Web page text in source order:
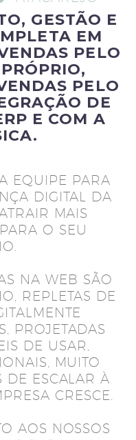
GESTÃO E
EM
PELO
PELO
DE
E COM A
EQUIPE PARA
DIGITAL DA
MAIS
O SEU
NA WEB SÃO
REPLETAS DE
PROJETADAS
DE USAR,
MUITO
DE ESCALAR À
CRESCE.
AOS NOSSOS